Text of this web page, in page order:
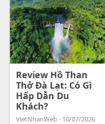
Review Hồ Than
Thở Đà Lạt: Có Gì
Hấp Dẫn Du
Khách?
VietNhanWeb - 10/07/2026